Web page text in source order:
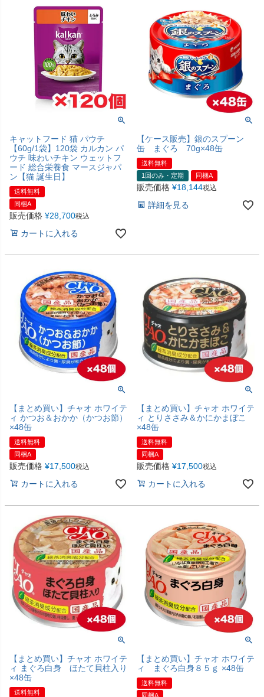
キャットフード 猫 パウチ
【60g/1袋】120袋 カルカン パ
ウチ 味わいチキン ウェットフ
ード 総合栄養食 マースジャパ
ン【猫 誕生日】
送料無料
同梱A
販売価格 ¥28,700税込
カートに入れる
【ケース販売】銀のスプーン
缶 まぐろ 70g×48缶
送料無料
1回のみ・定期
同梱A
販売価格 ¥18,144税込
詳細を見る
【まとめ買い】チャオ ホワイテ
ィ かつお＆おかか（かつお節）
×48缶
送料無料
同梱A
販売価格 ¥17,500税込
カートに入れる
【まとめ買い】チャオ ホワイテ
ィ とりささみ＆かにかまぼこ
×48缶
送料無料
同梱A
販売価格 ¥17,500税込
カートに入れる
【まとめ買い】チャオ ホワイテ
ィ まぐろ白身 ほたて貝柱入り
×48缶
送料無料
【まとめ買い】チャオ ホワイテ
ィ まぐろ白身８５ｇ ×48缶
送料無料
同梱A